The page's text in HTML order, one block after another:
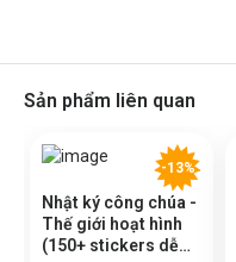
Sản phẩm liên quan
-13%
Nhật ký công chúa -
Thế giới hoạt hình
(150+ stickers dễ